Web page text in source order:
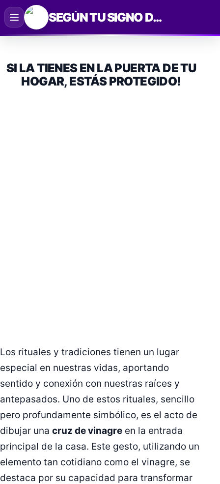
Saltar
al
contenido
SEGÚN TU SIGNO DEL ZODIACO
SI LA TIENES EN LA PUERTA DE TU
HOGAR, ESTÁS PROTEGIDO!
Los rituales y tradiciones tienen un lugar
especial en nuestras vidas, aportando
sentido y conexión con nuestras raíces y
antepasados. Uno de estos rituales, sencillo
pero profundamente simbólico, es el acto de
dibujar una cruz de vinagre en la entrada
principal de la casa. Este gesto, utilizando un
elemento tan cotidiano como el vinagre, se
destaca por su capacidad para transformar